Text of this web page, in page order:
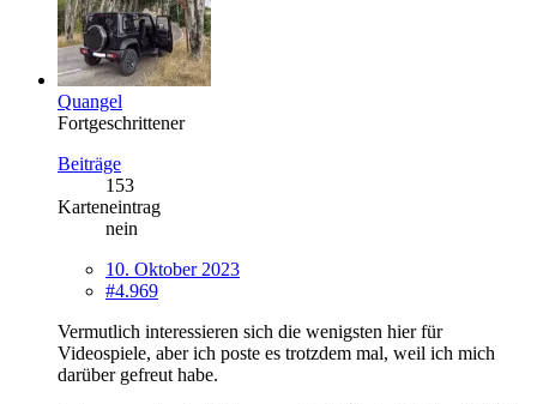
Quangel
Fortgeschrittener
Beiträge
153
Karteneintrag
nein
10. Oktober 2023
#4.969
Vermutlich interessieren sich die wenigsten hier für
Videospiele, aber ich poste es trotzdem mal, weil ich mich
darüber gefreut habe.